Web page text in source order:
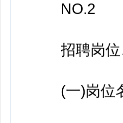
NO.2
招聘岗位
(一)岗位名